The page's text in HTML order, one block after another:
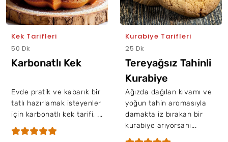
Kek Tarifleri
50 Dk
Karbonatlı Kek
Evde pratik ve kabarık bir
tatlı hazırlamak isteyenler
için karbonatlı kek tarifi, ...
Kurabiye Tarifleri
25 Dk
Tereyağsız Tahinli
Kurabiye
Ağızda dağılan kıvamı ve
yoğun tahin aromasıyla
damakta iz bırakan bir
kurabiye arıyorsanı...